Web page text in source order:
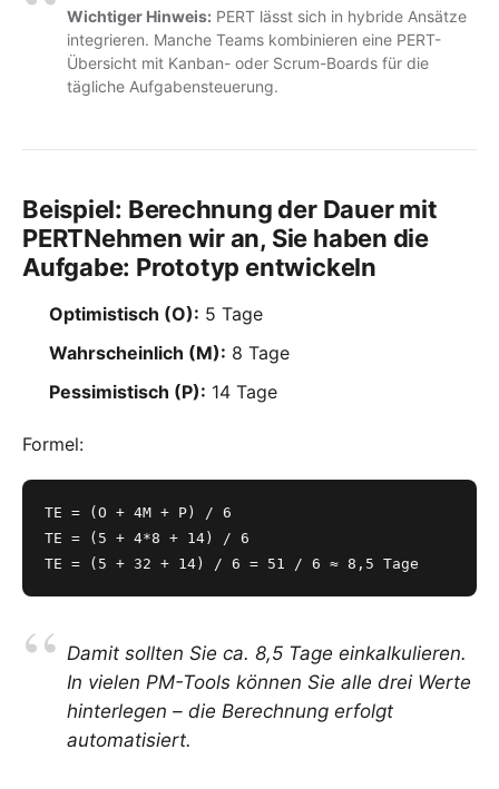
Wichtiger Hinweis: PERT lässt sich in hybride Ansätze
integrieren. Manche Teams kombinieren eine PERT-
Übersicht mit Kanban- oder Scrum-Boards für die
tägliche Aufgabensteuerung.
Beispiel: Berechnung der Dauer mit
PERTNehmen wir an, Sie haben die
Aufgabe: Prototyp entwickeln
Optimistisch (O): 5 Tage
Wahrscheinlich (M): 8 Tage
Pessimistisch (P): 14 Tage
Formel:
TE = (O + 4M + P) / 6
TE = (5 + 4*8 + 14) / 6
TE = (5 + 32 + 14) / 6 = 51 / 6 ≈ 8,5 Tage
Damit sollten Sie ca. 8,5 Tage einkalkulieren.
In vielen PM-Tools können Sie alle drei Werte
hinterlegen – die Berechnung erfolgt
automatisiert.